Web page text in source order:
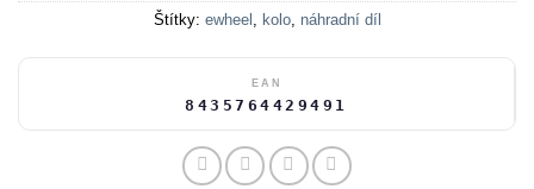
Štítky: ewheel , kolo, náhradní díl
EAN
8435764429491